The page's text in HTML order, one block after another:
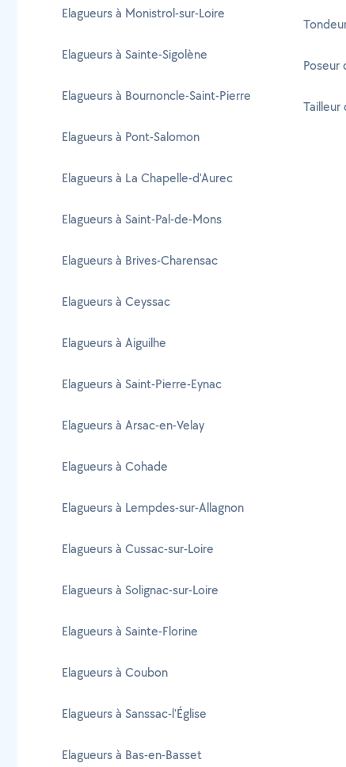
Elagueurs à Monistrol-sur-Loire
Elagueurs à Sainte-Sigolène
Elagueurs à Bournoncle-Saint-Pierre
Elagueurs à Pont-Salomon
Elagueurs à La Chapelle-d'Aurec
Elagueurs à Saint-Pal-de-Mons
Elagueurs à Brives-Charensac
Elagueurs à Ceyssac
Elagueurs à Aiguilhe
Elagueurs à Saint-Pierre-Eynac
Elagueurs à Arsac-en-Velay
Elagueurs à Cohade
Elagueurs à Lempdes-sur-Allagnon
Elagueurs à Cussac-sur-Loire
Elagueurs à Solignac-sur-Loire
Elagueurs à Sainte-Florine
Elagueurs à Coubon
Elagueurs à Sanssac-l'Église
Elagueurs à Bas-en-Basset
Poseur
Tailleur